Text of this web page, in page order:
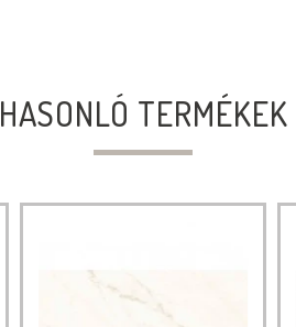
HASONLÓ TERMÉKEK